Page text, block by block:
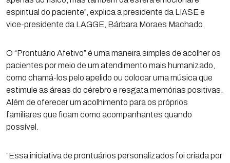
espiritual do paciente”, explica a presidente da LIASE e
vice-presidente da LAGGE, Bárbara Moraes Machado.
O “Prontuário Afetivo” é uma maneira simples de acolher os
pacientes por meio de um atendimento mais humanizado,
como chamá-los pelo apelido ou colocar uma música que
estimule as áreas do cérebro e resgata memórias positivas.
Além de oferecer um acolhimento para os próprios
familiares que ficam como acompanhantes quando
possível.
“Essa iniciativa de prontuários personalizados foi criada por